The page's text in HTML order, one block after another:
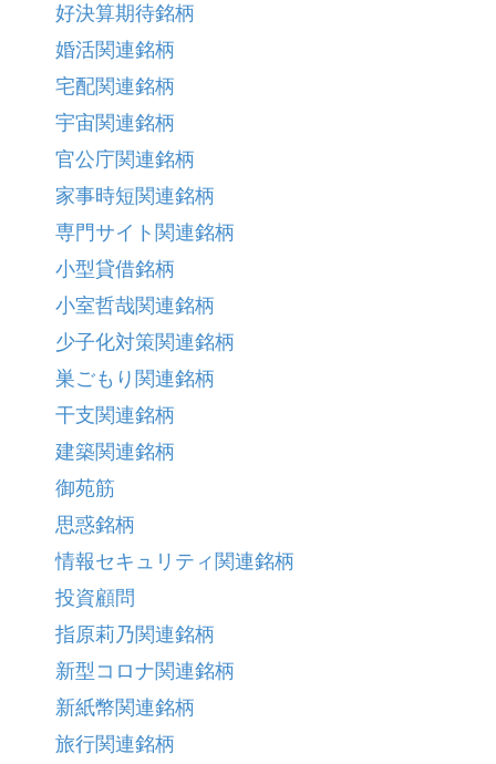
好決算期待銘柄
婚活関連銘柄
宅配関連銘柄
宇宙関連銘柄
官公庁関連銘柄
家事時短関連銘柄
専門サイト関連銘柄
小型貸借銘柄
小室哲哉関連銘柄
少子化対策関連銘柄
巣ごもり関連銘柄
干支関連銘柄
建築関連銘柄
御苑筋
思惑銘柄
情報セキュリティ関連銘柄
投資顧問
指原莉乃関連銘柄
新型コロナ関連銘柄
新紙幣関連銘柄
旅行関連銘柄